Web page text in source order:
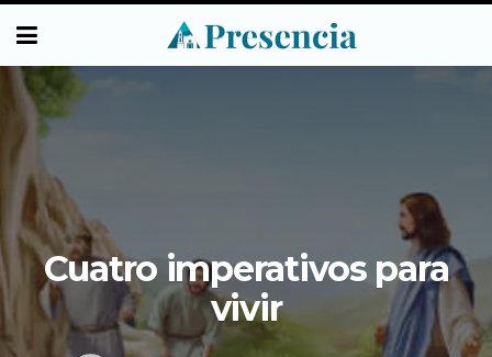
Cuatro imperativos para
vivir